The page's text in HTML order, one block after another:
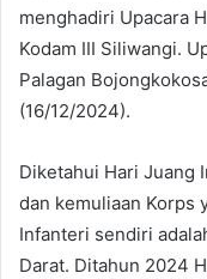
menghadiri Upacara
Kodam III Siliwangi.
Palagan
(16/12/2024).
Diketahui Hari Juang
dan kemuliaan Korps
Infanteri sendiri
Darat. Ditahun 2024